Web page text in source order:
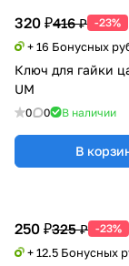
320 ₽416 ₽ -23%
+ 16 Бонусных
Ключ для гайки
UM
0 0 В наличии
В
250 ₽325 ₽ -23%
+ 12.5 Бонусных